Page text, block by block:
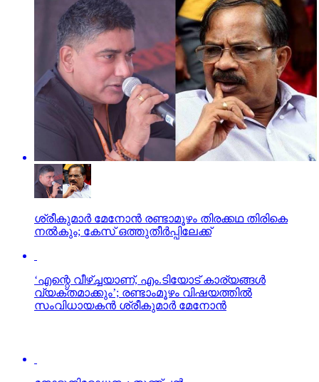
ശ്രീകുമാര്‍ മേനോന്‍ രണ്ടാമൂഴം തിരക്കഥ തിരികെ
നല്‍കും; കേസ് ഒത്തുതീര്‍പ്പിലേക്ക്
‘എന്റെ വീഴ്ച്ചയാണ്, എം.ടിയോട് കാര്യങ്ങള്‍
വ്യക്തമാക്കും’; രണ്ടാംമൂഴം വിഷയത്തില്‍
സംവിധായകന്‍ ശ്രീകുമാര്‍ മേനോന്‍
സാഹിത്യോത്സവത്തിന് പണമില്ലെന്ന് എം.ടി